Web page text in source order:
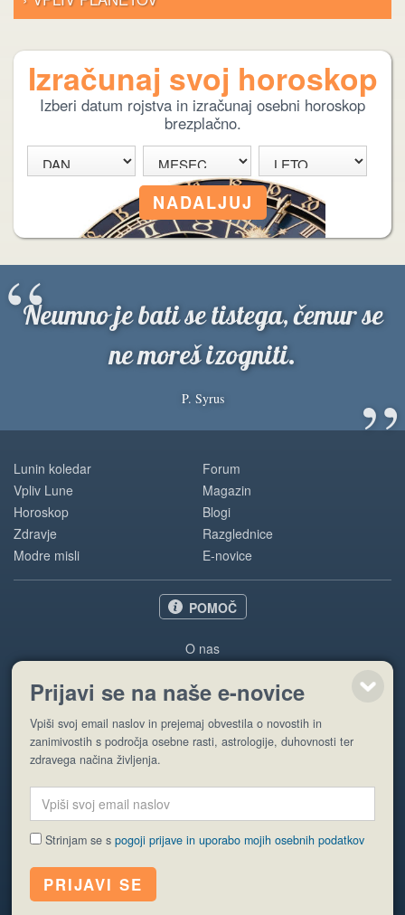
Izračunaj svoj horoskop
Izberi datum rojstva in izračunaj osebni horoskop
brezplačno.
Neumno je bati se tistega, čemur se
ne moreš izogniti.
P. Syrus ”
“
Lunin koledar
Vpliv Lune
Horoskop
Zdravje
Modre misli
Forum
Magazin
Blogi
Razglednice
E-novice
POMOČ
O nas
Pogoji uporabe
Pošlji stran
© EyeCatching. Vse pravice so pridržane.
Prijavi se na naše e-novice
Vpiši svoj email naslov in prejemaj obvestila o novostih in
zanimivostih s področja osebne rasti, astrologije, duhovnosti ter
zdravega načina življenja.
Strinjam se spogoji prijave in uporabo mojih osebnih podatkov